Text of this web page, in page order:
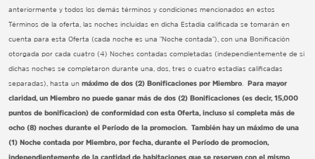
anteriormente y todos los demás términos y condiciones mencionados en estos
Términos de la oferta, las noches incluidas en dicha Estadía calificada se tomarán en
cuenta para esta Oferta (cada noche es una "Noche contada"), con una Bonificación
otorgada por cada cuatro (4) Noches contadas completadas (independientemente de si
dichas noches se completaron durante una, dos, tres o cuatro estadías calificadas
separadas), hasta un máximo de dos (2) Bonificaciones por Miembro Para mayor
claridad, un Miembro no puede ganar más de dos (2) Bonificaciones (es decir, 15,000
puntos de bonificación) de conformidad con esta Oferta, incluso si completa más de
ocho (8) noches durante el Período de la promoción. También hay un máximo de una
(1) Noche contada por Miembro, por fecha, durante el Período de promoción,
independientemente de la cantidad de habitaciones que se reserven con el mismo